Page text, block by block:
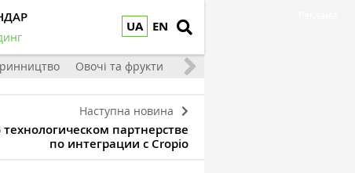
UA EN
Овочі та фрукти
Наступна новина
партнерстве
по интеграции с Cropio